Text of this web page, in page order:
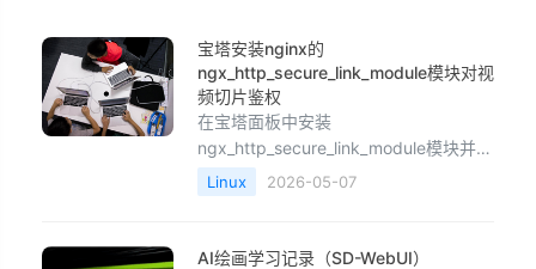
宝塔安装nginx的
ngx_http_secure_link_module模块对视
频切片鉴权
在宝塔面板中安装
ngx_http_secure_link_module模块并配
置Nginx鉴权，最核心的一点是：
secure_link模块是Nginx官方模块，宝
你通过“编译安装”的方式重新添加该模
Linux 2026-05-07
AI绘画学习记录（SD-WebUI）